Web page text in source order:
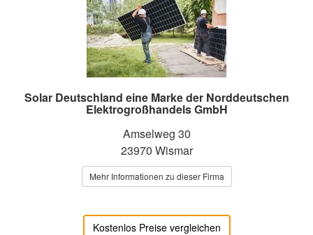
Solar Deutschland eine Marke der Norddeutschen
Elektrogroßhandels GmbH
Amselweg 30
23970 Wismar
Mehr Informationen zu dieser Firma
Kostenlos Preise vergleichen